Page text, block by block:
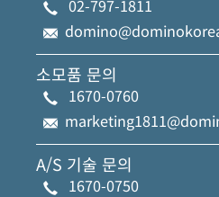
02-797-1811
소모품 문의
1670-0760
A/S 기술 문의
1670-0750